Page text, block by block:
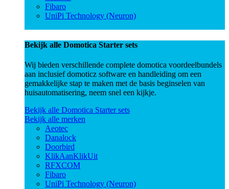
Fibaro
UniPi Technology (Neuron)
Bekijk alle Domotica Starter sets
Wij bieden verschillende complete domotica voordeelbundels
aan inclusief domoticz software en handleiding om een
gemakkelijke stap te maken met de basis beginselen van
huisautomatisering, neem snel een kijkje.
Bekijk alle Domotica Starter sets
Bekijk alle merken
Aeotec
Danalock
Doorbird
KlikAanKlikUit
RFXCOM
Fibaro
UniPi Technology (Neuron)